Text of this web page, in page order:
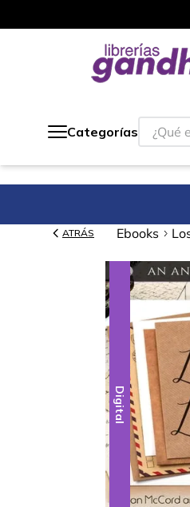
Categorías
¿Qué
ATRÁS Ebooks
Digital